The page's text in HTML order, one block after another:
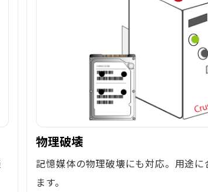
物理破壊
記憶媒体の物理破壊にも対応。用途に
ます。